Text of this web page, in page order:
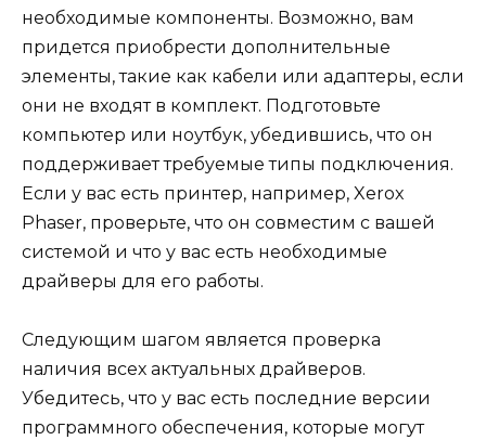
необходимые компоненты. Возможно, вам
придется приобрести дополнительные
элементы, такие как кабели или адаптеры, если
они не входят в комплект. Подготовьте
компьютер или ноутбук, убедившись, что он
поддерживает требуемые типы подключения.
Если у вас есть принтер, например, Xerox
Phaser, проверьте, что он совместим с вашей
системой и что у вас есть необходимые
драйверы для его работы.
Следующим шагом является проверка
наличия всех актуальных драйверов.
Убедитесь, что у вас есть последние версии
программного обеспечения, которые могут